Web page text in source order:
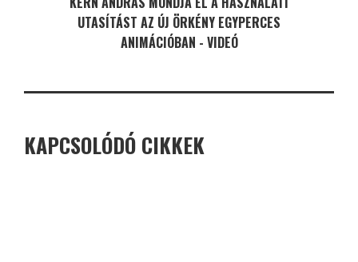
UTASÍTÁST AZ ÚJ ÖRKÉNY EGYPERCES
ANIMÁCIÓBAN - VIDEÓ
KAPCSOLÓDÓ CIKKEK